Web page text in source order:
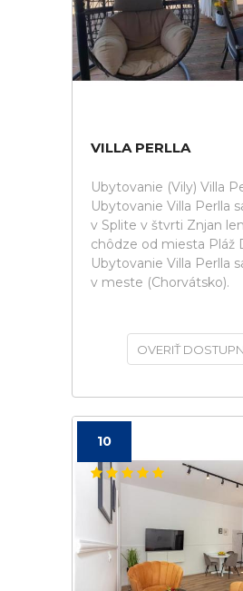
VILLA PERLLA
Ubytovanie (Vily) Villa
Ubytovanie Villa Perlla
v Splite v štvrti Znjan
chôdze od miesta Pláž
Ubytovanie Villa Perlla
v meste (Chorvátsko).
OVERIŤ
10